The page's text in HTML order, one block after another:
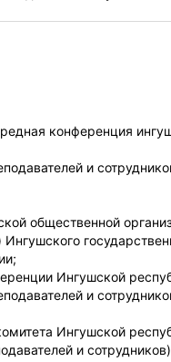
конференция
и
общественной
Ингушской
и
Ингушской
и